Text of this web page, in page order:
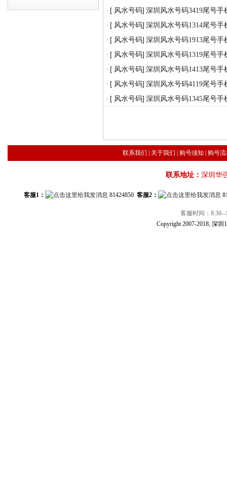
· [ 风水号码] 深圳风水号码3419尾号手
· [ 风水号码] 深圳风水号码1314尾号手
· [ 风水号码] 深圳风水号码1913尾号手
· [ 风水号码] 深圳风水号码1319尾号手
· [ 风水号码] 深圳风水号码1413尾号手
· [ 风水号码] 深圳风水号码4119尾号手
· [ 风水号码] 深圳风水号码1345尾号手
联系我们 关于我们 购号须知 购号
联系地址： 深圳华
客服1： 81424850 客服2：
客服时间：
Copyright 2007-2018, 深